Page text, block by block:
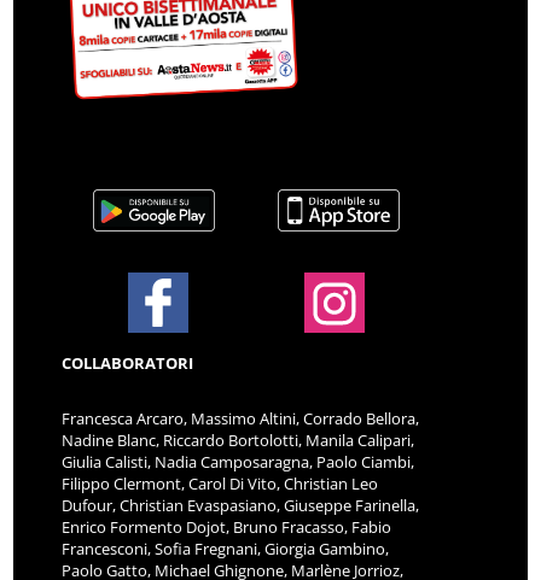
COLLABORATORI
Francesca Arcaro, Massimo Altini, Corrado Bellora,
Nadine Blanc, Riccardo Bortolotti, Manila Calipari,
Giulia Calisti, Nadia Camposaragna, Paolo Ciambi,
Filippo Clermont, Carol Di Vito, Christian Leo
Dufour, Christian Evaspasiano, Giuseppe Farinella,
Enrico Formento Dojot, Bruno Fracasso, Fabio
Francesconi, Sofia Fregnani, Giorgia Gambino,
Paolo Gatto, Michael Ghignone, Marlène Jorrioz,